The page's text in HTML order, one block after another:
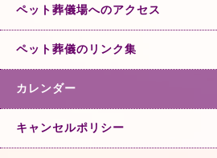
ペット葬儀場へのアクセス
ペット葬儀のリンク集
カレンダー
キャンセルポリシー